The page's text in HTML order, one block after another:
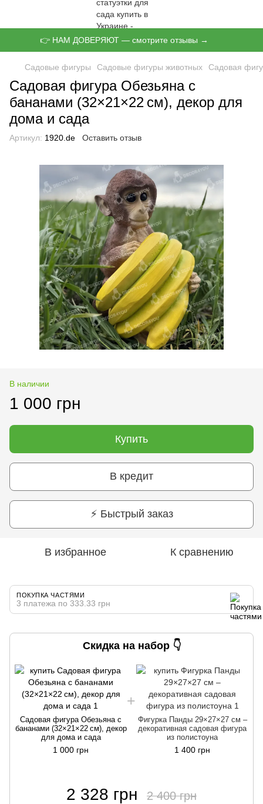
👉 НАМ ДОВЕРЯЮТ — смотрите отзывы →
Садовые фигуры Садовые фигуры животных Садовая
Садовая фигура Обезьяна с
бананами (32×21×22 см), декор для
дома и сада
Артикул: 1920.de Оставить отзыв
В наличии
1 000 грн
Купить
В кредит
⚡ Быстрый заказ
В избранное К сравнению
ПОКУПКА ЧАСТЯМИ
3 платежа по 333.33 грн
Скидка на набор 👇
Садовая фигура Обезьяна с
бананами (32×21×22 см), декор
для дома и сада
1 000 грн
Фигурка Панды 29×27×27 см –
декоративная садовая фигура
из полистоуна
1 400 грн
2 328 грн 2 400 грн